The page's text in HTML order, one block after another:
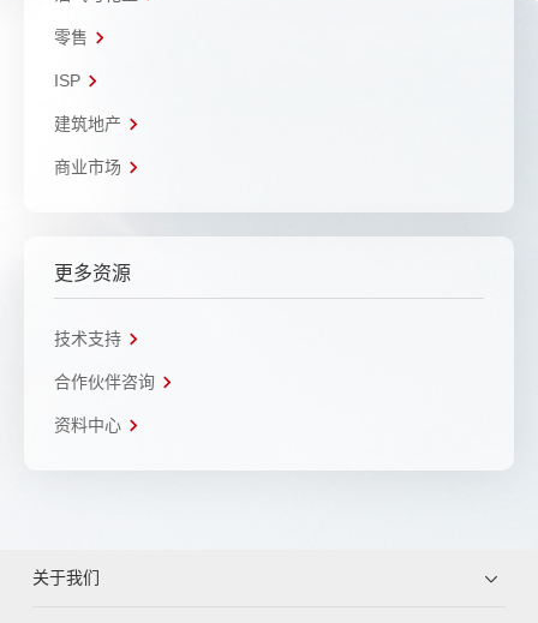
零售
ISP
建筑地产
商业市场
更多资源
技术支持
合作伙伴咨询
资料中心
关于我们